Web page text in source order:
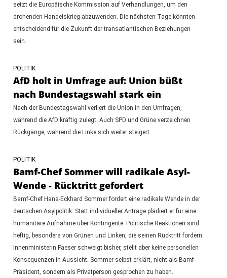
setzt die Europäische Kommission auf Verhandlungen, um den
drohenden Handelskrieg abzuwenden. Die nächsten Tage könnten
entscheidend für die Zukunft der transatlantischen Beziehungen
sein.
POLITIK
AfD holt in Umfrage auf: Union büßt
nach Bundestagswahl stark ein
Nach der Bundestagswahl verliert die Union in den Umfragen,
während die AfD kräftig zulegt. Auch SPD und Grüne verzeichnen
Rückgänge, während die Linke sich weiter steigert.
POLITIK
Bamf-Chef Sommer will radikale Asyl-
Wende - Rücktritt gefordert
Bamf-Chef Hans-Eckhard Sommer fordert eine radikale Wende in der
deutschen Asylpolitik. Statt individueller Anträge plädiert er für eine
humanitäre Aufnahme über Kontingente. Politische Reaktionen sind
heftig, besonders von Grünen und Linken, die seinen Rücktritt fordern.
Innenministerin Faeser schweigt bisher, stellt aber keine personellen
Konsequenzen in Aussicht. Sommer selbst erklärt, nicht als Bamf-
Präsident, sondern als Privatperson gesprochen zu haben.